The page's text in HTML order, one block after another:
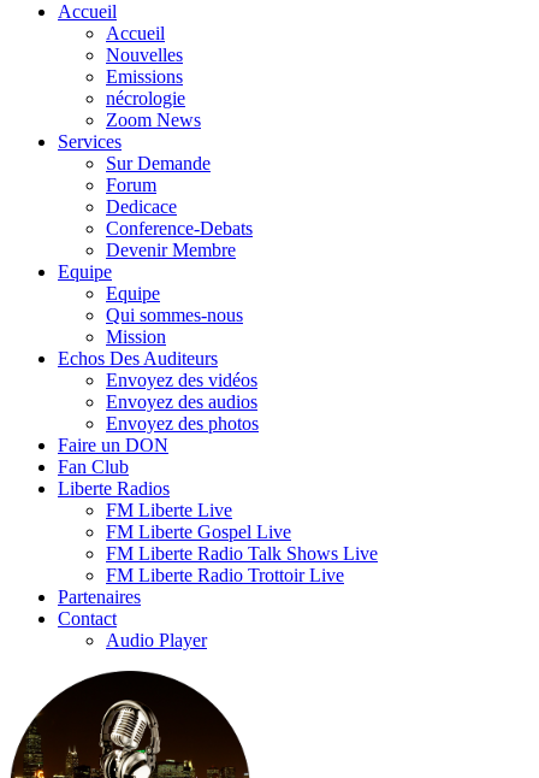
Accueil
Accueil
Nouvelles
Emissions
nécrologie
Zoom News
Services
Sur Demande
Forum
Dedicace
Conference-Debats
Devenir Membre
Equipe
Equipe
Qui sommes-nous
Mission
Echos Des Auditeurs
Envoyez des vidéos
Envoyez des audios
Envoyez des photos
Faire un DON
Fan Club
Liberte Radios
FM Liberte Live
FM Liberte Gospel Live
FM Liberte Radio Talk Shows Live
FM Liberte Radio Trottoir Live
Partenaires
Contact
Audio Player